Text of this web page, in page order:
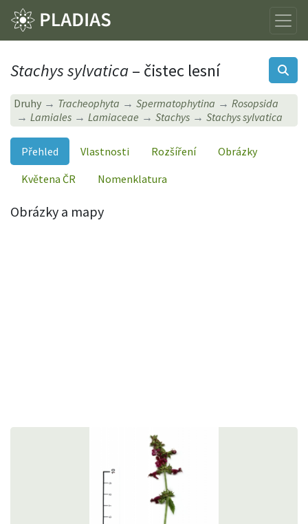
Stachys sylvatica– čistec lesní
Druhy Tracheophyta Spermatophytina
Rosopsida
Lamiales
Lamiaceae Stachys Stachys sylvatica
Přehled Vlastnosti Rozšíření
Obrázky
Květena ČR
Nomenklatura
Obrázky a mapy